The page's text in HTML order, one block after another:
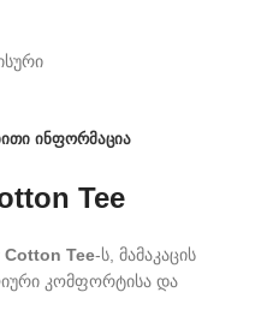
ᲘᲜᲤᲝᲠᲛᲐᲪᲘᲐ
Tee
Cotton Tee-ს, მამაკაცის
კომფორტისა და